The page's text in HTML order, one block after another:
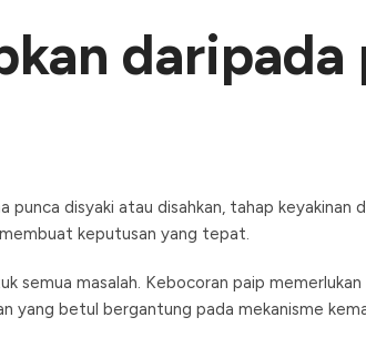
daripada
disyaki atau disahkan, tahap keyakinan
keputusan yang tepat.
semua masalah. Kebocoran paip
yang betul bergantung pada mekanisme